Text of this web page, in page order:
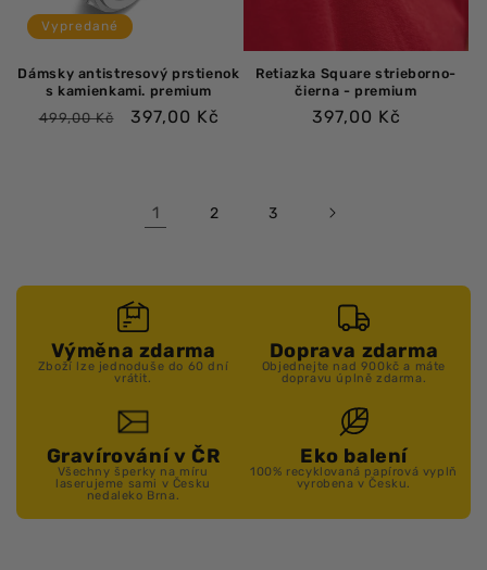
Vypredané
Dámsky antistresový prstienok
s kamienkami. premium
Bežná
499,00 Kč
Výpredajová
397,00 Kč
Retiazka Square strieborno-
čierna - premium
Bežná
397,00 Kč
1 2 3
Výměna zdarma
Zboží lze jednoduše do 60 dní
vrátit.
Doprava zdarma
Objednejte nad 900kč a máte
dopravu úplně zdarma.
Gravírování v ČR
Všechny šperky na míru
laserujeme sami v Česku
nedaleko Brna.
Eko balení
100% recyklovaná papírová vyplň
vyrobena v Česku.